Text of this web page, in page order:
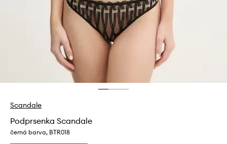
Scandale
Podprsenka Scandale
černá barva, BTR018